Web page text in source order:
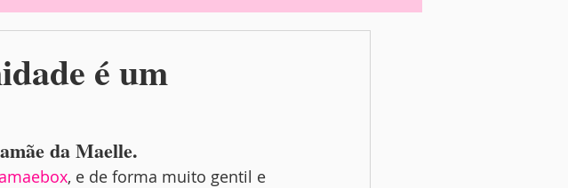
é um
da Maelle.
, e de forma muito gentil e